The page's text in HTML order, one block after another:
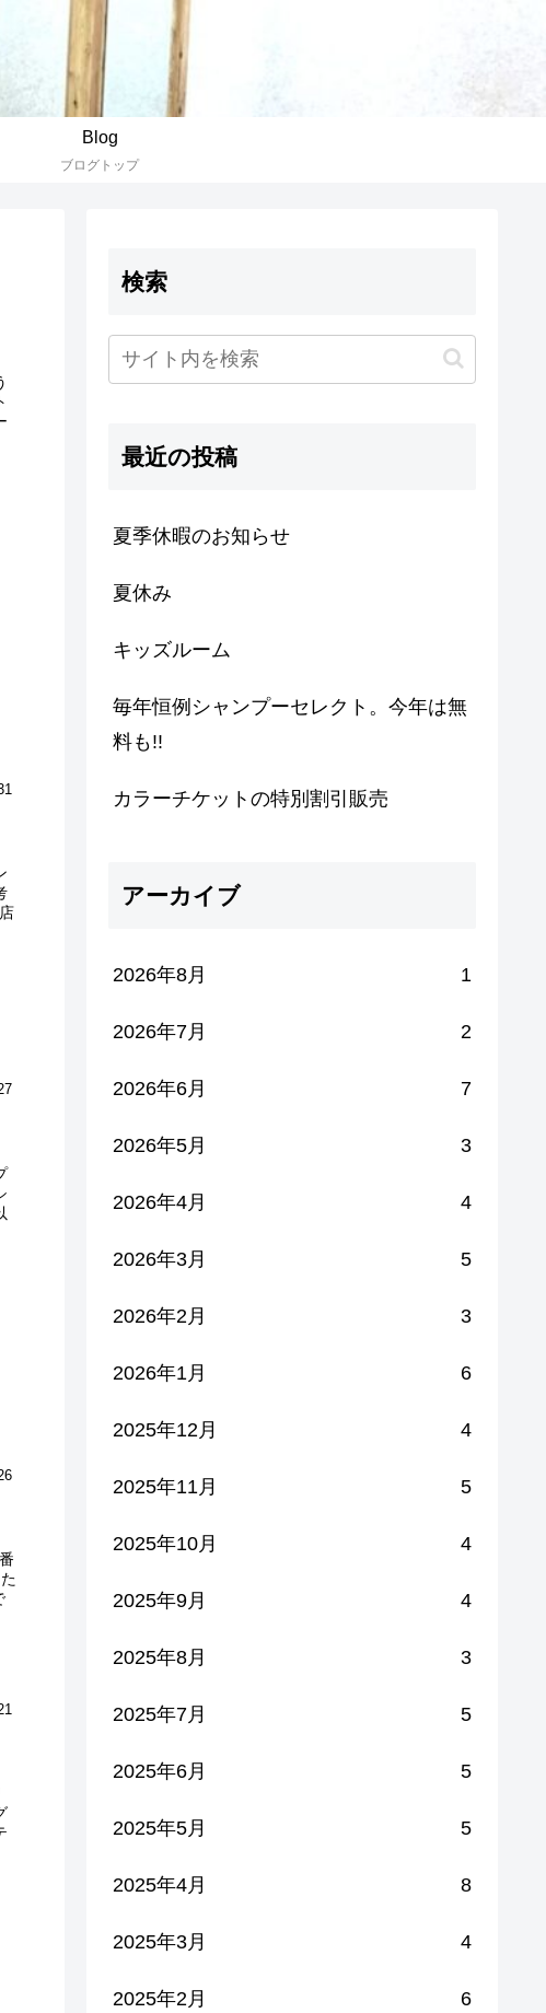
Blog
ブログトップ
検索
最近の投稿
夏季休暇のお知らせ
夏休み
キッズルーム
毎年恒例シャンプーセレクト。今年は無
料も!!
カラーチケットの特別割引販売
アーカイブ
2026年8月 1
2026年7月 2
2026年6月 7
2026年5月 3
2026年4月 4
2026年3月 5
2026年2月 3
2026年1月 6
2025年12月 4
2025年11月 5
2025年10月 4
2025年9月 4
2025年8月 3
2025年7月 5
2025年6月 5
2025年5月 5
2025年4月 8
2025年3月 4
2025年2月 6